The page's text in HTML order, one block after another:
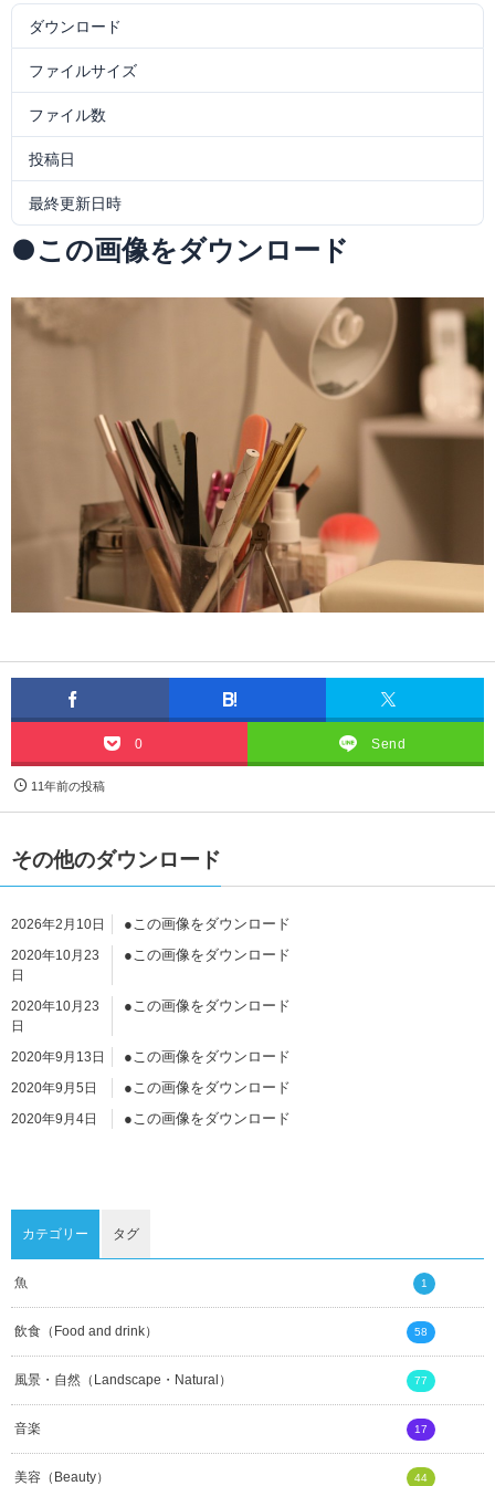
ダウンロード
ファイルサイズ
ファイル数
投稿日
最終更新日時
●この画像をダウンロード
0 Send
11年前の投稿
その他のダウンロード
2026年2月10日 ●この画像をダウンロード
2020年10月23
日
●この画像をダウンロード
2020年10月23
日
●この画像をダウンロード
2020年9月13日 ●この画像をダウンロード
2020年9月5日 ●この画像をダウンロード
2020年9月4日 ●この画像をダウンロード
カテゴリー タグ
魚 1
飲食（Food and drink） 58
風景・自然（Landscape・Natural） 77
音楽 17
美容（Beauty） 44